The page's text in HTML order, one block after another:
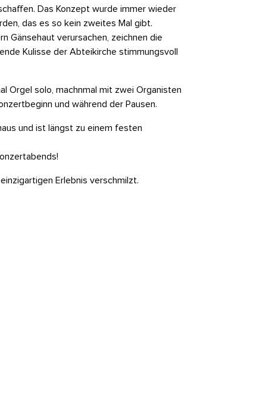
Das Konzept wurde immer wieder
das es so kein zweites Mal gibt.
Gänsehaut verursachen, zeichnen die
Kulisse der Abteikirche stimmungsvoll
Orgel solo, machnmal mit zwei Organisten
und während der Pausen.
und ist längst zu einem festen
Erlebnis verschmilzt.